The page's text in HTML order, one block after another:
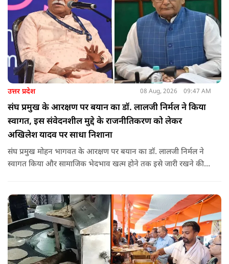
उत्तर प्रदेश 08 Aug, 2026 09:47 AM
संघ प्रमुख के आरक्षण पर बयान का डॉ. लालजी निर्मल ने किया
स्वागत, इस संवेदनशील मुद्दे के राजनीतिकरण को लेकर
अखिलेश यादव पर साधा निशाना
संघ प्रमुख मोहन भागवत के आरक्षण पर बयान का डॉ. लालजी निर्मल ने
स्वागत किया और सामाजिक भेदभाव खत्म होने तक इसे जारी रखने की